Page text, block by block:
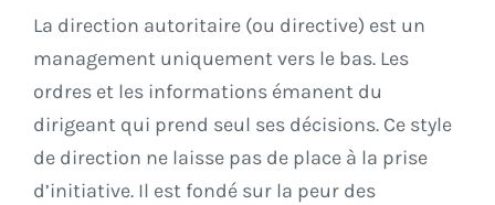
La direction autoritaire (ou directive) est un
management uniquement vers le bas. Les
ordres et les informations émanent du
dirigeant qui prend seul ses décisions. Ce style
de direction ne laisse pas de place à la prise
d’initiative. Il est fondé sur la peur des